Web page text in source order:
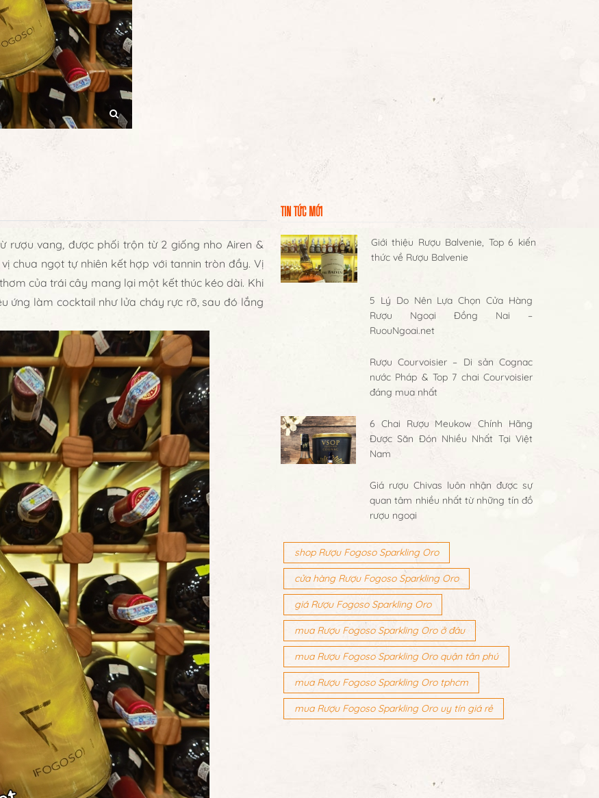
rượu vang, được phối trộn từ 2 giống nho Airen &
chua ngọt tự nhiên kết hợp với tannin tròn đầy. Vị
của trái cây mang lại một kết thúc kéo dài. Khi
ứng làm cocktail như lửa cháy rực rỡ, sau đó lắng
TIN TỨC MỚI
Giới thiệu Rượu Balvenie, Top 6 kiến
thức về Rượu Balvenie
5 Lý Do Nên Lựa Chọn Cửa Hàng
Rượu Ngoại Đồng Nai –
RuouNgoai.net
Rượu Courvoisier – Di sản Cognac
nước Pháp & Top 7 chai Courvoisier
đáng mua nhất
6 Chai Rượu Meukow Chính Hãng
Được Săn Đón Nhiều Nhất Tại Việt
Nam
Giá rượu Chivas luôn nhận được sự
quan tâm nhiều nhất từ những tín đồ
rượu ngoại
shop Rượu Fogoso Sparkling Oro
cửa hàng Rượu Fogoso Sparkling Oro
giá Rượu Fogoso Sparkling Oro
mua Rượu Fogoso Sparkling Oro ở đâu
mua Rượu Fogoso Sparkling Oro quận tân phú
mua Rượu Fogoso Sparkling Oro tphcm
mua Rượu Fogoso Sparkling Oro uy tín giá rẻ